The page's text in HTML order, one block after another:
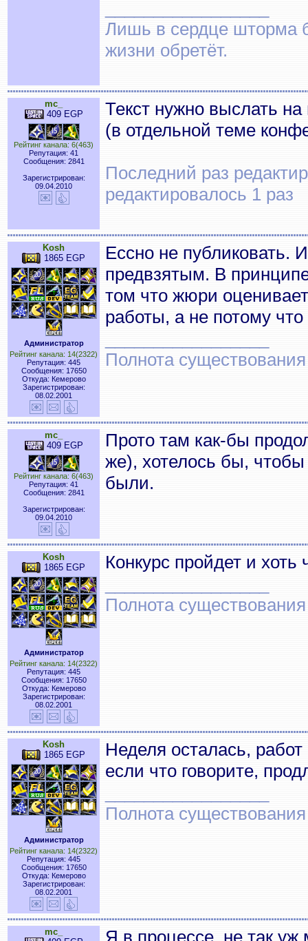
Лишь в сердце шторма
жизни обретёт.
mc_
409 EGP
Рейтинг канала: 6(463)
Репутация: 41
Сообщения: 2841
Зарегистрирован:
09.04.2010
Текст нужно выслать
(в отдельной теме
Последний раз
редактировалось 1 раз
Kosh
1865 EGP
Администратор
Рейтинг канала: 14(2322)
Репутация: 445
Сообщения: 17650
Откуда: Кемерово
Зарегистрирован:
08.02.2001
Ессно не публиковать.
предвзятым. В
том что жюри
работы, а не потому
Полнота
mc_
409 EGP
Рейтинг канала: 6(463)
Репутация: 41
Сообщения: 2841
Зарегистрирован:
09.04.2010
Прото там как-бы
же), хотелось бы,
были.
Kosh
1865 EGP
Администратор
Рейтинг канала: 14(2322)
Репутация: 445
Сообщения: 17650
Откуда: Кемерово
Зарегистрирован:
08.02.2001
Конкурс пройдет и
Полнота
Kosh
1865 EGP
Администратор
Рейтинг канала: 14(2322)
Репутация: 445
Сообщения: 17650
Откуда: Кемерово
Зарегистрирован:
08.02.2001
Неделя осталась,
если что говорите,
Полнота
mc_
Я в процессе, не так уж